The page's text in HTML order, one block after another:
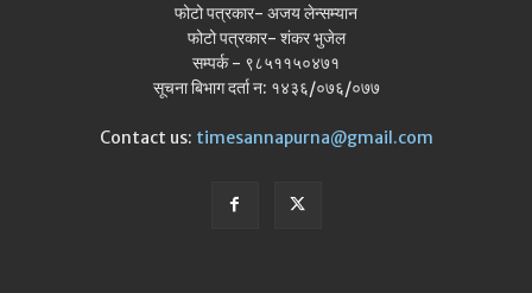
फोटो पत्रकार- अजय लेन्सम्यान
फोटो पत्रकार- शंकर भुजेल
सम्पर्क - ९८५११५०४७१
सूचना बिभाग दर्ता न: १४३६/०७६/०७७
Contact us: timesannapurna@gmail.com